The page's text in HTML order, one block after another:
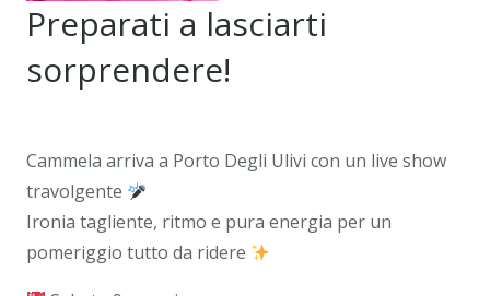
Preparati a lasciarti
sorprendere!
Cammela arriva a Porto Degli Ulivi con un live show
travolgente
Ironia tagliente, ritmo e pura energia per un
pomeriggio tutto da ridere